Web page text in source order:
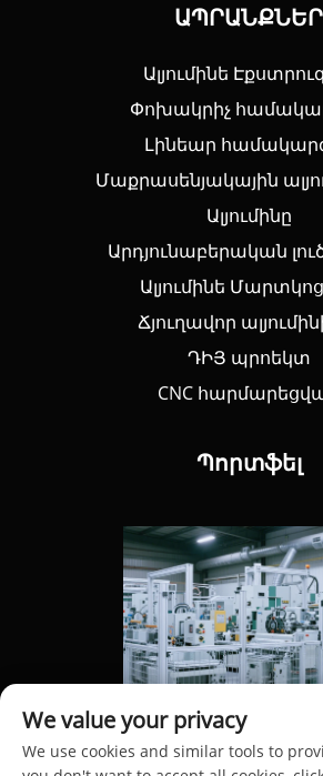
ԱՊՐԱՆՔՆԵՐ
Ալյումինե
Փոխակրիչ
Լինեար
Մաքրասենյակային
Ալյումինը
Արդյունաբերական
Ալյումինե
Ճյուղավոր
ԴԻՅ պրոեկտ
CNC
Պորտֆել
We value your privacy
We use cookies and similar tools to